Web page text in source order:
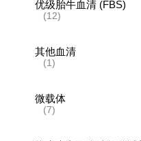
优级胎牛血清 (FBS)
(12)
其他血清
(1)
微载体
(7)